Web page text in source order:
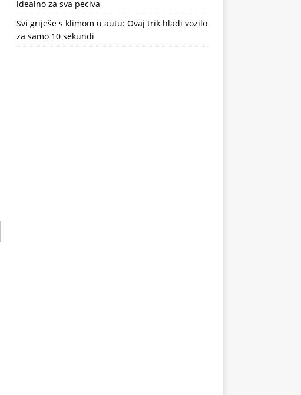
idealno za sva peciva
Svi griješe s klimom u autu: Ovaj trik hladi vozilo
za samo 10 sekundi